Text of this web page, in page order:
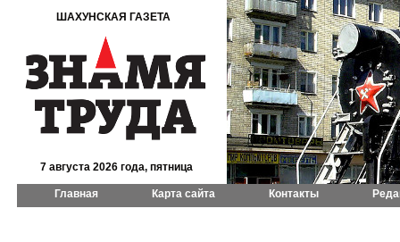
ШАХУНСКАЯ ГАЗЕТА
7 августа 2026 года, пятница
Главная Карта сайта Контакты